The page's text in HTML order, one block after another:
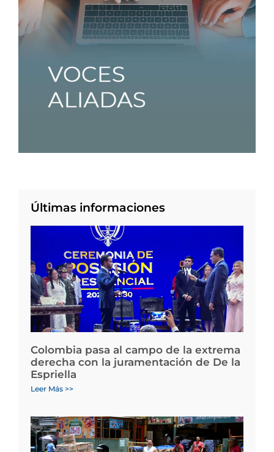
Últimas informaciones
Colombia pasa al campo de la extrema
derecha con la juramentación de De la
Espriella
Leer Más >>